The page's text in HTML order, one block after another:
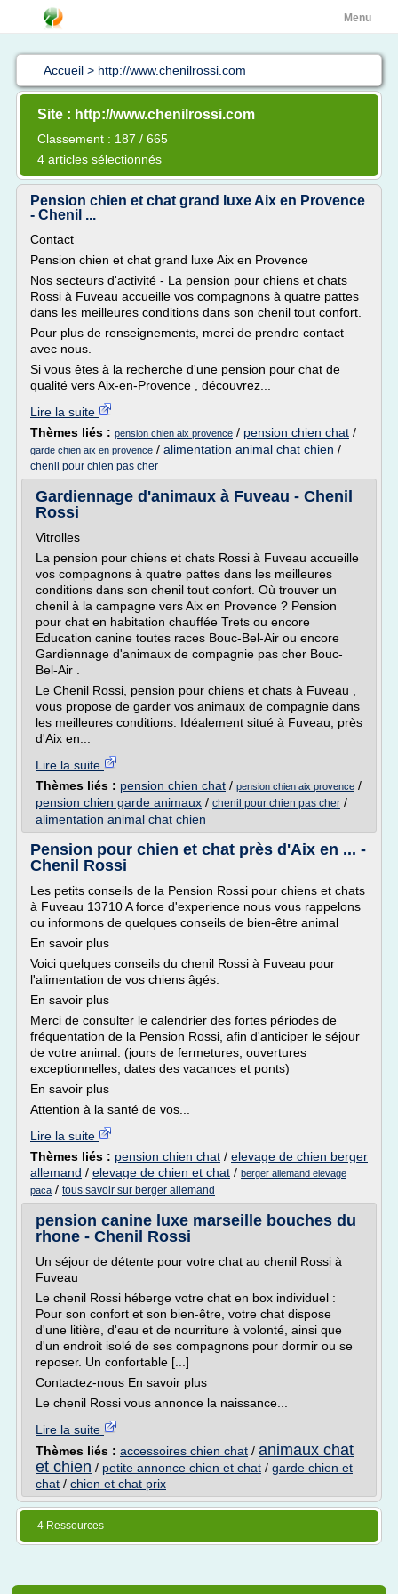
Menu
Accueil > http://www.chenilrossi.com
Site : http://www.chenilrossi.com
Classement : 187 / 665
4 articles sélectionnés
Pension chien et chat grand luxe Aix en Provence
- Chenil ...
Contact
Pension chien et chat grand luxe Aix en Provence
Nos secteurs d'activité - La pension pour chiens et chats
Rossi à Fuveau accueille vos compagnons à quatre pattes
dans les meilleures conditions dans son chenil tout confort.
Pour plus de renseignements, merci de prendre contact
avec nous.
Si vous êtes à la recherche d'une pension pour chat de
qualité vers Aix-en-Provence , découvrez...
Lire la suite
Thèmes liés : pension chien aix provence / pension chien chat /
garde chien aix en provence / alimentation animal chat chien /
chenil pour chien pas cher
Gardiennage d'animaux à Fuveau - Chenil
Rossi
Vitrolles
La pension pour chiens et chats Rossi à Fuveau accueille
vos compagnons à quatre pattes dans les meilleures
conditions dans son chenil tout confort. Où trouver un
chenil à la campagne vers Aix en Provence ? Pension
pour chat en habitation chauffée Trets ou encore
Education canine toutes races Bouc-Bel-Air ou encore
Gardiennage d'animaux de compagnie pas cher Bouc-
Bel-Air .
Le Chenil Rossi, pension pour chiens et chats à Fuveau ,
vous propose de garder vos animaux de compagnie dans
les meilleures conditions. Idéalement situé à Fuveau, près
d'Aix en...
Lire la suite
Thèmes liés : pension chien chat / pension chien aix provence /
pension chien garde animaux / chenil pour chien pas cher /
alimentation animal chat chien
Pension pour chien et chat près d'Aix en ... -
Chenil Rossi
Les petits conseils de la Pension Rossi pour chiens et chats
à Fuveau 13710 A force d'experience nous vous rappelons
ou informons de quelques conseils de bien-être animal
En savoir plus
Voici quelques conseils du chenil Rossi à Fuveau pour
l'alimentation de vos chiens âgés.
En savoir plus
Merci de consulter le calendrier des fortes périodes de
fréquentation de la Pension Rossi, afin d'anticiper le séjour
de votre animal. (jours de fermetures, ouvertures
exceptionnelles, dates des vacances et ponts)
En savoir plus
Attention à la santé de vos...
Lire la suite
Thèmes liés : pension chien chat / elevage de chien berger
allemand / elevage de chien et chat / berger allemand elevage
paca / tous savoir sur berger allemand
pension canine luxe marseille bouches du
rhone - Chenil Rossi
Un séjour de détente pour votre chat au chenil Rossi à
Fuveau
Le chenil Rossi héberge votre chat en box individuel :
Pour son confort et son bien-être, votre chat dispose
d'une litière, d'eau et de nourriture à volonté, ainsi que
d'un endroit isolé de ses compagnons pour dormir ou se
reposer. Un confortable [...]
Contactez-nous En savoir plus
Le chenil Rossi vous annonce la naissance...
Lire la suite
Thèmes liés : accessoires chien chat / animaux chat
et chien / petite annonce chien et chat / garde chien et
chat / chien et chat prix
4 Ressources